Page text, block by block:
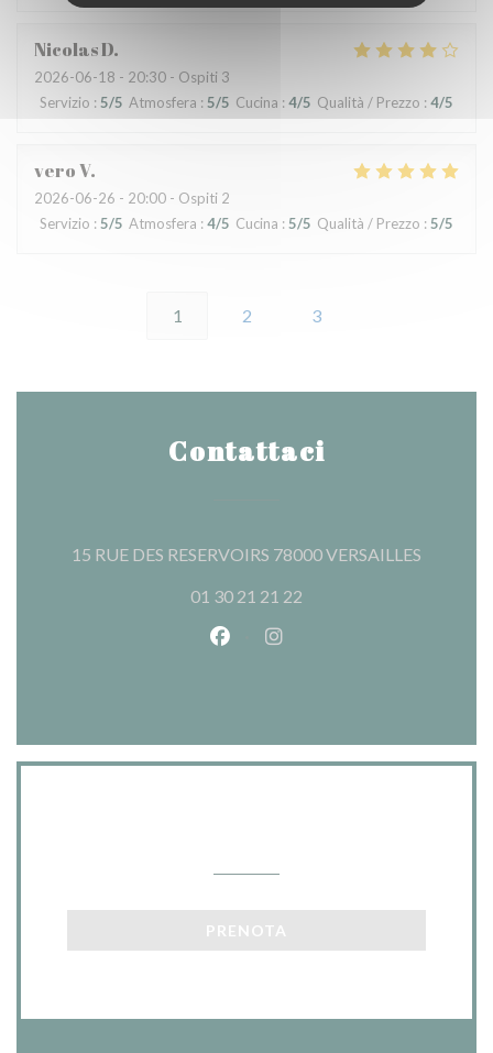
NicolasD
2026-06-18 - 20:30 - Ospiti 3
Servizio : 5/5 Atmosfera : 5/5 Cucina : 4/5 Qualità / Prezzo : 4/5
veroV
2026-06-26 - 20:00 - Ospiti 2
Servizio : 5/5 Atmosfera :4/5 Cucina : 5/5 Qualità / Prezzo : 5/5
1 2 3
Contattaci
15 RUE DES RESERVOIRS 78000 VERSAILLES
01 30 21 21 22
Facebook ((apre una nuova
Instagram ((apre una
PRENOTA